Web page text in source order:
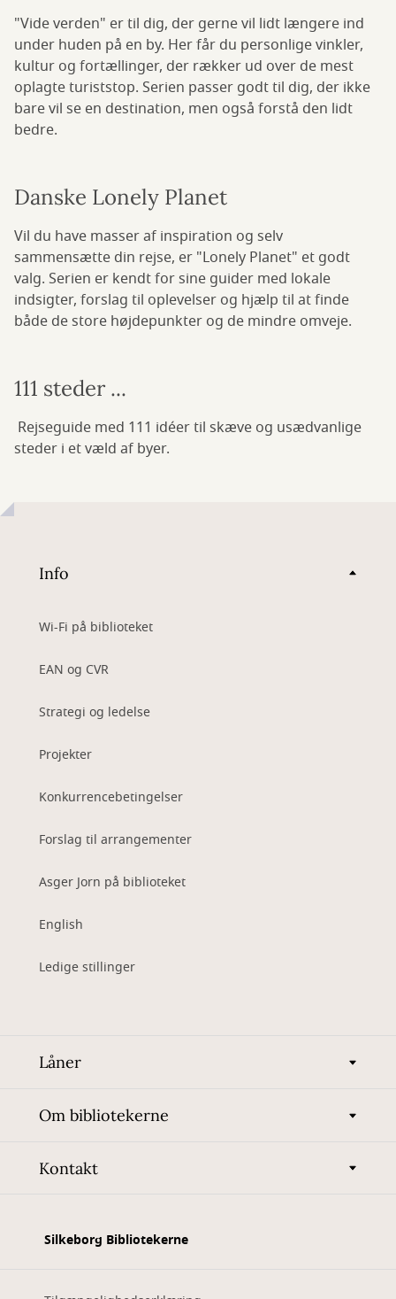
"Vide verden" er til dig, der gerne vil lidt længere ind
under huden på en by. Her får du personlige vinkler,
kultur og fortællinger, der rækker ud over de mest
oplagte turiststop. Serien passer godt til dig, der ikke
bare vil se en destination, men også forstå den lidt
bedre.
Danske Lonely Planet
Vil du have masser af inspiration og selv
sammensætte din rejse, er "Lonely Planet" et godt
valg. Serien er kendt for sine guider med lokale
indsigter, forslag til oplevelser og hjælp til at finde
både de store højdepunkter og de mindre omveje.
111 steder ...
Rejseguide med 111 idéer til skæve og usædvanlige
steder i et væld af byer.
Info
Wi-Fi på biblioteket
EAN og CVR
Strategi og ledelse
Projekter
Konkurrencebetingelser
Forslag til arrangementer
Asger Jorn på biblioteket
English
Ledige stillinger
Låner
Om bibliotekerne
Kontakt
Silkeborg Bibliotekerne